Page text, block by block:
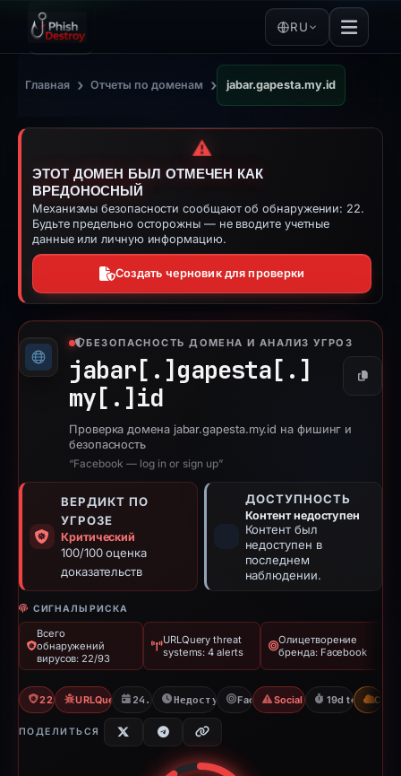
RU
Главная › Отчеты по доменам › jabar.gapesta.my.id
⚠️
ЭТОТ ДОМЕН БЫЛ ОТМЕЧЕН КАК
ВРЕДОНОСНЫЙ
Механизмы безопасности сообщают об обнаружении: 22.
Будьте предельно осторожны — не вводите учетные
данные или личную информацию.
Создать черновик для проверки
БЕЗОПАСНОСТЬ ДОМЕНА И АНАЛИЗ УГРОЗ
jabar[.] gapesta[.]
my[.] id
Проверка домена jabar.gapesta.my.id на фишинг и
безопасность
“Facebook — log in or sign up”
ВЕРДИКТ ПО
УГРОЗЕ
Критический
100/100 оценка
доказательств
ДОСТУПНОСТЬ
Контент недоступен
Контент был
недоступен в
последнем
наблюдении.
СИГНАЛЫ РИСКА
Всего
обнаружений
вирусов: 22/93
URLQuery threat
systems: 4 alerts
Олицетворение
бренда: Facebook
22/93 VTURLQuery: 4 threat alerts
24.02.2026Недоступно с 15.03.2026
FacebookSocial Media Phishing
19d to CDN
ПОДЕЛИТЬСЯ